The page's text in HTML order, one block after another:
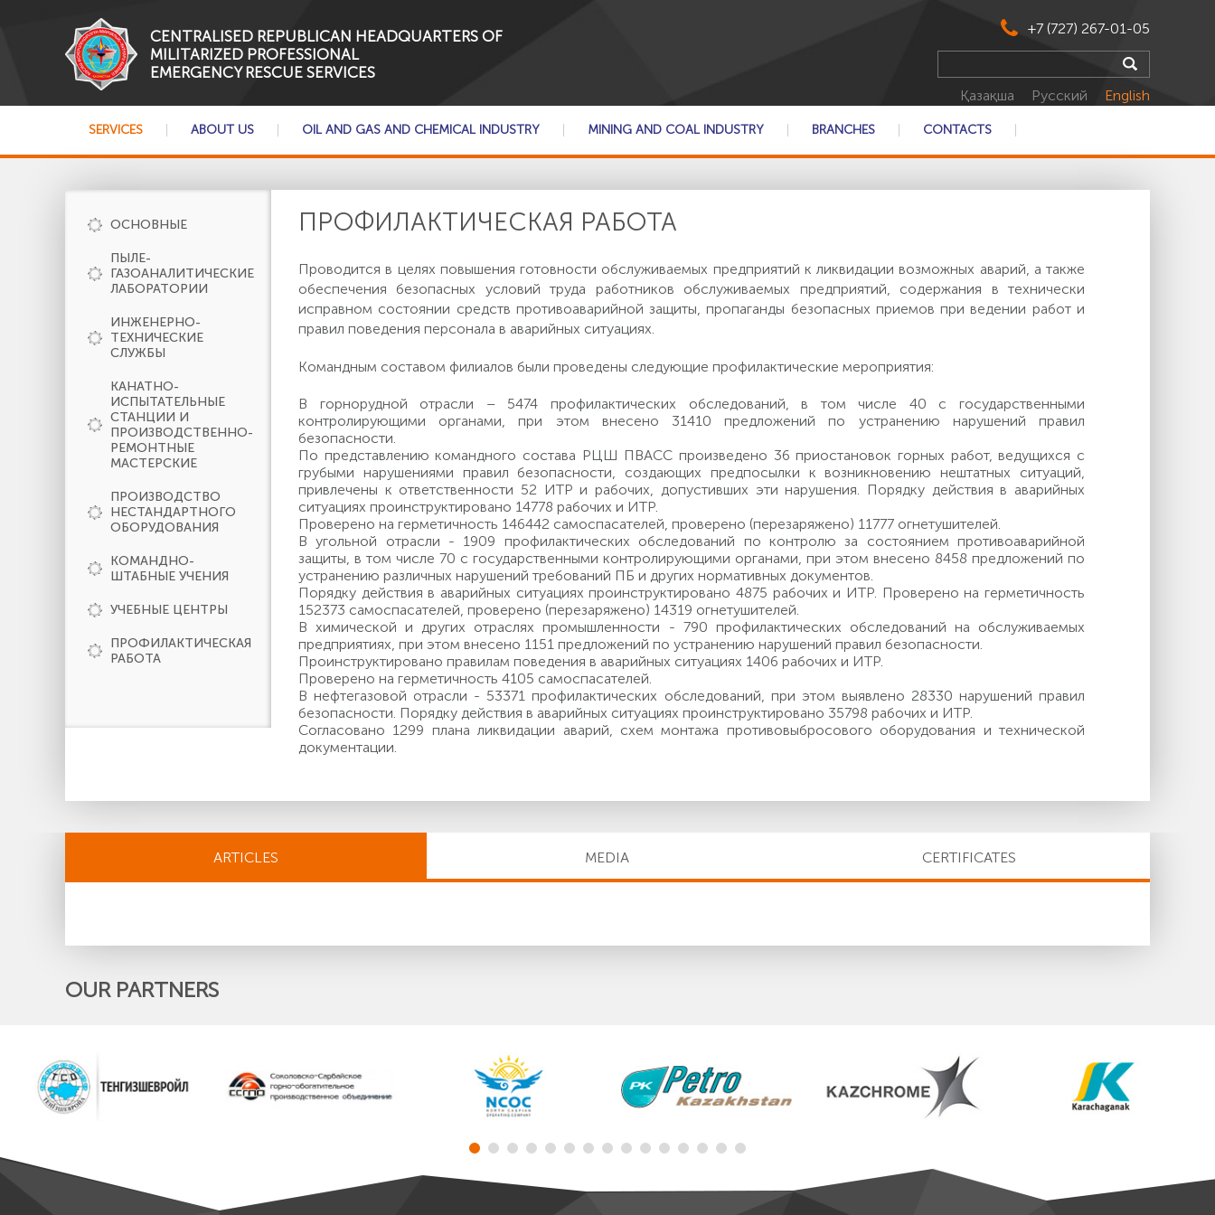
CENTRALISED REPUBLICAN HEADQUARTERS OF
MILITARIZED PROFESSIONAL
EMERGENCY RESCUE SERVICES
+7 (727) 267-01-05
Қазақша Русский English
SERVICES ABOUT US OIL AND GAS AND CHEMICAL INDUSTRY MINING AND COAL INDUSTRY BRANCHES CONTACTS
ОСНОВНЫЕ
ПЫЛЕ-
ГАЗОАНАЛИТИЧЕСКИЕ
ЛАБОРАТОРИИ
ИНЖЕНЕРНО-
ТЕХНИЧЕСКИЕ
СЛУЖБЫ
КАНАТНО-
ИСПЫТАТЕЛЬНЫЕ
СТАНЦИИ И
ПРОИЗВОДСТВЕННО-
РЕМОНТНЫЕ
МАСТЕРСКИЕ
ПРОИЗВОДСТВО
НЕСТАНДАРТНОГО
ОБОРУДОВАНИЯ
КОМАНДНО-
ШТАБНЫЕ УЧЕНИЯ
УЧЕБНЫЕ ЦЕНТРЫ
ПРОФИЛАКТИЧЕСКАЯ
РАБОТА
ПРОФИЛАКТИЧЕСКАЯ РАБОТА
Проводится в целях повышения готовности обслуживаемых предприятий к ликвидации возможных аварий, а также
обеспечения безопасных условий труда работников обслуживаемых предприятий, содержания в технически
исправном состоянии средств противоаварийной защиты, пропаганды безопасных приемов при ведении работ и
правил поведения персонала в аварийных ситуациях.
Командным составом филиалов были проведены следующие профилактические мероприятия:
В горнорудной отрасли – 5474 профилактических обследований, в том числе 40 с государственными
контролирующими органами, при этом внесено 31410 предложений по устранению нарушений правил
безопасности.
По представлению командного состава РЦШ ПВАСС произведено 36 приостановок горных работ, ведущихся с
грубыми нарушениями правил безопасности, создающих предпосылки к возникновению нештатных ситуаций,
привлечены к ответственности 52 ИТР и рабочих, допустивших эти нарушения. Порядку действия в аварийных
ситуациях проинструктировано 14778 рабочих и ИТР.
Проверено на герметичность 146442 самоспасателей, проверено (перезаряжено) 11777 огнетушителей.
В угольной отрасли - 1909 профилактических обследований по контролю за состоянием противоаварийной
защиты, в том числе 70 с государственными контролирующими органами, при этом внесено 8458 предложений по
устранению различных нарушений требований ПБ и других нормативных документов.
Порядку действия в аварийных ситуациях проинструктировано 4875 рабочих и ИТР. Проверено на герметичность
152373 самоспасателей, проверено (перезаряжено) 14319 огнетушителей.
В химической и других отраслях промышленности - 790 профилактических обследований на обслуживаемых
предприятиях, при этом внесено 1151 предложений по устранению нарушений правил безопасности.
Проинструктировано правилам поведения в аварийных ситуациях 1406 рабочих и ИТР.
Проверено на герметичность 4105 самоспасателей.
В нефтегазовой отрасли - 53371 профилактических обследований, при этом выявлено 28330 нарушений правил
безопасности. Порядку действия в аварийных ситуациях проинструктировано 35798 рабочих и ИТР.
Согласовано 1299 плана ликвидации аварий, схем монтажа противовыбросового оборудования и технической
документации.
ARTICLES MEDIA CERTIFICATES
OUR PARTNERS